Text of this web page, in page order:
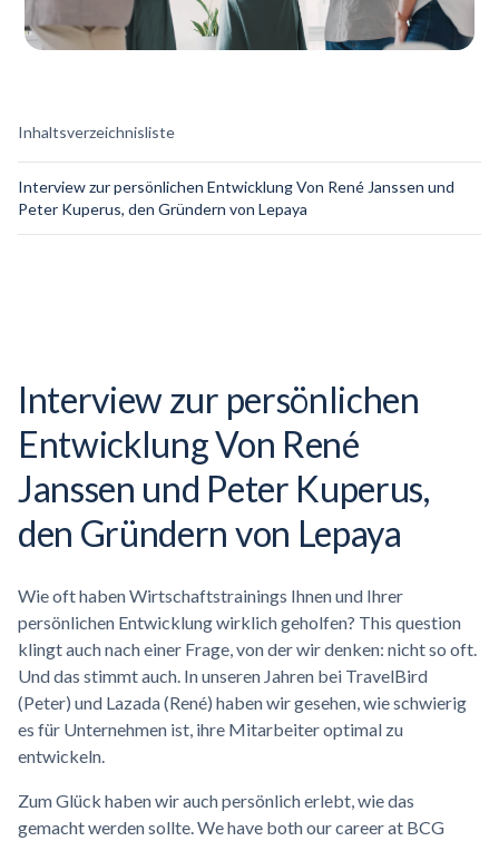
Inhaltsverzeichnisliste
Interview zur persönlichen Entwicklung Von René Janssen und
Peter Kuperus, den Gründern von Lepaya
Interview zur persönlichen
Entwicklung Von René
Janssen und Peter Kuperus,
den Gründern von Lepaya
Wie oft haben Wirtschaftstrainings Ihnen und Ihrer
persönlichen Entwicklung wirklich geholfen? This question
klingt auch nach einer Frage, von der wir denken: nicht so oft.
Und das stimmt auch. In unseren Jahren bei TravelBird
(Peter) und Lazada (René) haben wir gesehen, wie schwierig
es für Unternehmen ist, ihre Mitarbeiter optimal zu
entwickeln.
Zum Glück haben wir auch persönlich erlebt, wie das
gemacht werden sollte. We have both our career at BCG